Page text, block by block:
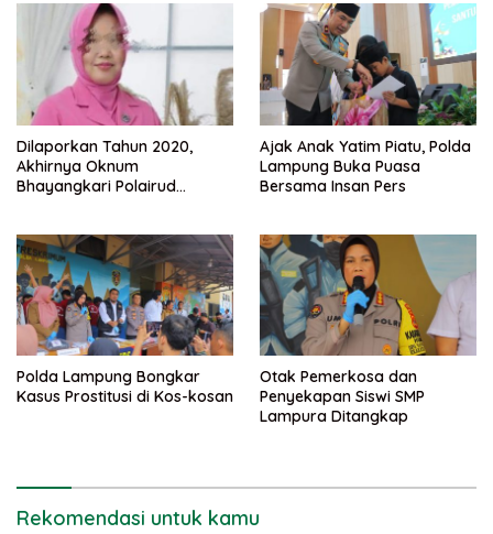
Dilaporkan Tahun 2020,
Akhirnya Oknum
Bhayangkari Polairud
Ajak Anak Yatim Piatu, Polda
Lampung Buka Puasa
Bersama Insan Pers
Polda Lampung Bongkar
Kasus Prostitusi di Kos-kosan
Otak Pemerkosa dan
Penyekapan Siswi SMP
Lampura Ditangkap
Rekomendasi untuk kamu